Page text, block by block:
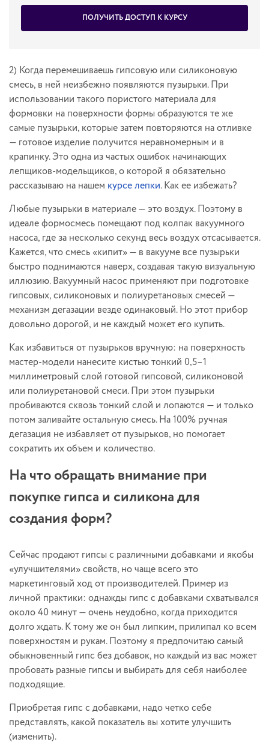
ПОЛУЧИТЬ ДОСТУП К КУРСУ
2) Когда перемешиваешь гипсовую или силиконовую
смесь, в ней неизбежно появляются пузырьки. При
использовании такого пористого материала для
формовки на поверхности формы образуются те же
самые пузырьки, которые затем повторяются на отливке
— готовое изделие получится неравномерным и в
крапинку. Это одна из частых ошибок начинающих
лепщиков-модельщиков, о которой я обязательно
рассказываю на нашем курсе лепки. Как ее избежать?
Любые пузырьки в материале — это воздух. Поэтому в
идеале формосмесь помещают под колпак вакуумного
насоса, где за несколько секунд весь воздух отсасывается.
Кажется, что смесь «кипит» — в вакууме все пузырьки
быстро поднимаются наверх, создавая такую визуальную
иллюзию. Вакуумный насос применяют при подготовке
гипсовых, силиконовых и полиуретановых смесей —
механизм дегазации везде одинаковый. Но этот прибор
довольно дорогой, и не каждый может его купить.
Как избавиться от пузырьков вручную: на поверхность
мастер-модели нанесите кистью тонкий 0,5–1
миллиметровый слой готовой гипсовой, силиконовой
или полиуретановой смеси. При этом пузырьки
пробиваются сквозь тонкий слой и лопаются — и только
потом заливайте остальную смесь. На 100% ручная
дегазация не избавляет от пузырьков, но помогает
сократить их объем и количество.
На что обращать внимание при
покупке гипса и силикона для
создания форм?
Сейчас продают гипсы с различными добавками и якобы
«улучшителями» свойств, но чаще всего это
маркетинговый ход от производителей. Пример из
личной практики: однажды гипс с добавками схватывался
около 40 минут — очень неудобно, когда приходится
долго ждать. К тому же он был липким, прилипал ко всем
поверхностям и рукам. Поэтому я предпочитаю самый
обыкновенный гипс без добавок, но каждый из вас может
пробовать разные гипсы и выбирать для себя наиболее
подходящие.
Приобретая гипс с добавками, надо четко себе
представлять, какой показатель вы хотите улучшить
(изменить).